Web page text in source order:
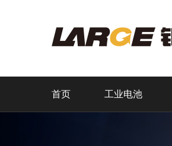
首页 工业电池